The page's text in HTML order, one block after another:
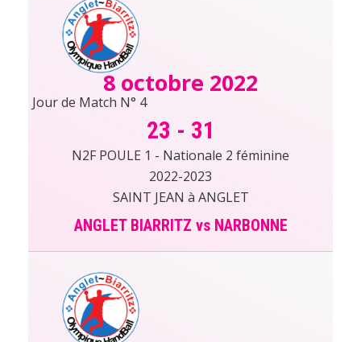
8 octobre 2022
Jour de Match N° 4
23 - 31
N2F POULE 1 - Nationale 2 féminine
2022-2023
SAINT JEAN à ANGLET
ANGLET BIARRITZ vs NARBONNE